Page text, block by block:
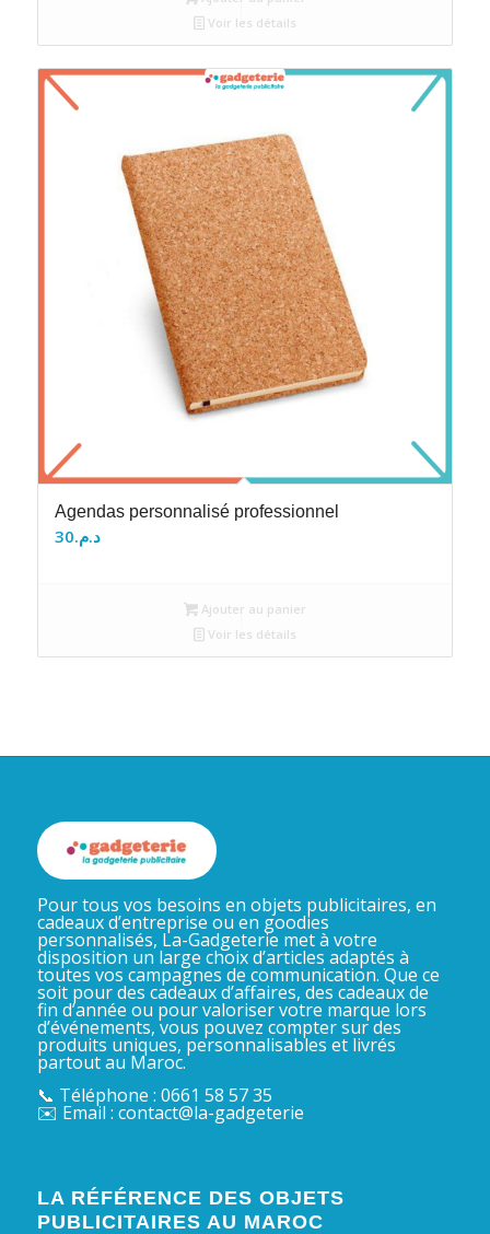
Voir les détails
Agendas personnalisé professionnel
د.م.30
Ajouter au panier
Voir les détails
Pour tous vos besoins en objets publicitaires, en
cadeaux d’entreprise ou en goodies
personnalisés, La-Gadgeterie met à votre
disposition un large choix d’articles adaptés à
toutes vos campagnes de communication. Que ce
soit pour des cadeaux d’affaires, des cadeaux de
fin d’année ou pour valoriser votre marque lors
d’événements, vous pouvez compter sur des
produits uniques, personnalisables et livrés
partout au Maroc.
📞 Téléphone : 0661 58 57 35
✉️ Email : contact@la-gadgeterie
LA RÉFÉRENCE DES OBJETS
PUBLICITAIRES AU MAROC